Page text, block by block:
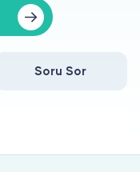
Soru Sor